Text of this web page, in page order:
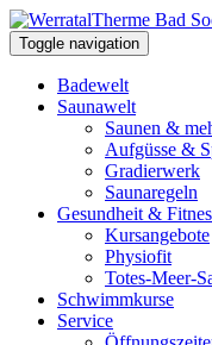
Toggle navigation
Badewelt
Saunawelt
Saunen &
Aufgüsse &
Gradierwerk
Saunaregeln
Gesundheit &
Kursangebote
Physiofit
Totes-Meer-
Schwimmkurse
Service